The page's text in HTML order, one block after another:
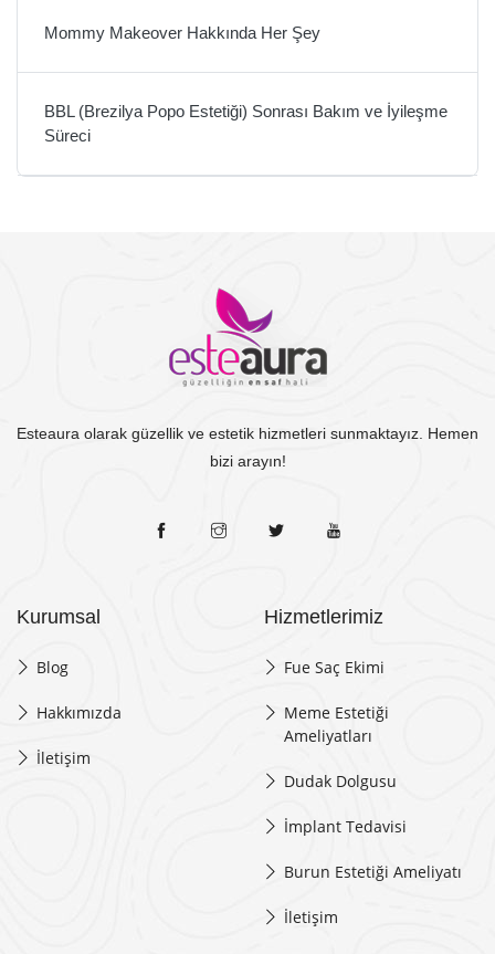
Mommy Makeover Hakkında Her Şey
BBL (Brezilya Popo Estetiği) Sonrası Bakım ve İyileşme
Süreci
Esteaura olarak güzellik ve estetik hizmetleri sunmaktayız. Hemen
bizi arayın!
Kurumsal
Blog
Hakkımızda
İletişim
Hizmetlerimiz
Fue Saç Ekimi
Meme Estetiği
Ameliyatları
Dudak Dolgusu
İmplant Tedavisi
Burun Estetiği Ameliyatı
İletişim